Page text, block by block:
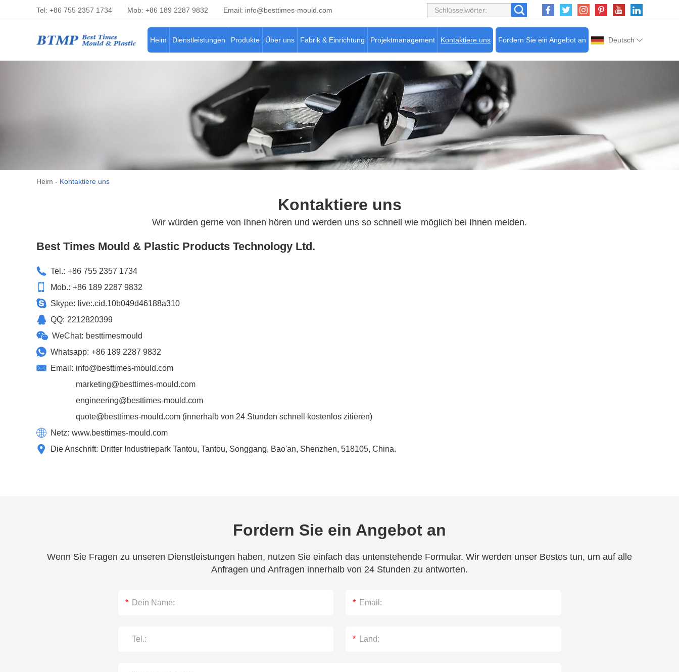
Tel: +86 755 2357 1734 Mob: +86 189 2287 9832 Email: info@besttimes-mould.com
Deutsch
Fordern Sie ein Angebot an
Heim Dienstleistungen Produkte Über uns Fabrik & Einrichtung Projektmanagement Kontaktiere uns
Heim - Kontaktiere uns
Kontaktiere uns
Wir würden gerne von Ihnen hören und werden uns so schnell wie möglich bei Ihnen melden.
Best Times Mould & Plastic Products Technology Ltd.
Tel.: +86 755 2357 1734
Mob.: +86 189 2287 9832
Skype:
live:.cid.10b049d46188a310
QQ: 2212820399
WeChat: besttimesmould
Whatsapp: +86 189 2287 9832
Email: info@besttimes-mould.com
marketing@besttimes-mould.com
engineering@besttimes-mould.com
quote@besttimes-mould.com (innerhalb von 24 Stunden schnell kostenlos zitieren)
Netz: www.besttimes-mould.com
Die Anschrift: Dritter Industriepark Tantou, Tantou, Songgang, Bao'an, Shenzhen, 518105, China.
Fordern Sie ein Angebot an
Wenn Sie Fragen zu unseren Dienstleistungen haben, nutzen Sie einfach das untenstehende Formular. Wir werden unser Bestes tun, um auf alle
Anfragen und Anfragen innerhalb von 24 Stunden zu antworten.